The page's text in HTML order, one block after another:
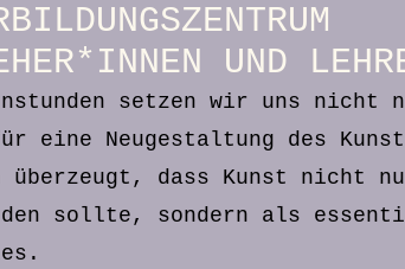
UND
setzen wir uns
eine Neugestaltung des
überzeugt, dass Kunst nicht
sollte, sondern als